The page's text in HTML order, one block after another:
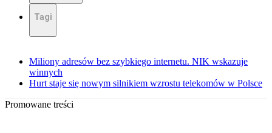
Tagi
Miliony adresów bez szybkiego internetu. NIK wskazuje
winnych
Hurt staje się nowym silnikiem wzrostu telekomów w Polsce
Promowane treści